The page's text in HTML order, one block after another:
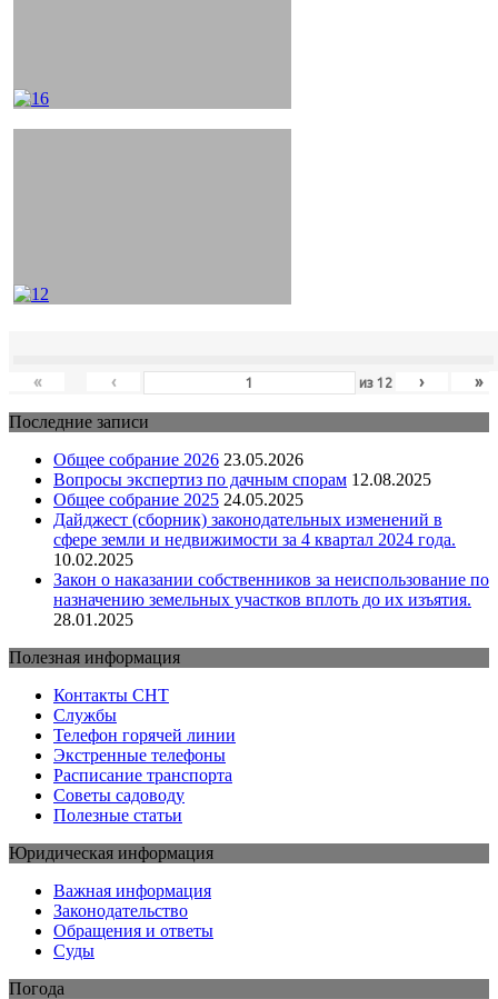
« ‹ из 12 › »
Последние записи
Общее собрание 2026 23.05.2026
Вопросы экспертиз по дачным спорам 12.08.2025
Общее собрание 2025 24.05.2025
Дайджест (сборник) законодательных изменений в
сфере земли и недвижимости за 4 квартал 2024 года.
10.02.2025
Закон о наказании собственников за неиспользование по
назначению земельных участков вплоть до их изъятия.
28.01.2025
Полезная информация
Контакты СНТ
Службы
Телефон горячей линии
Экстренные телефоны
Расписание транспорта
Советы садоводу
Полезные статьи
Юридическая информация
Важная информация
Законодательство
Обращения и ответы
Суды
Погода